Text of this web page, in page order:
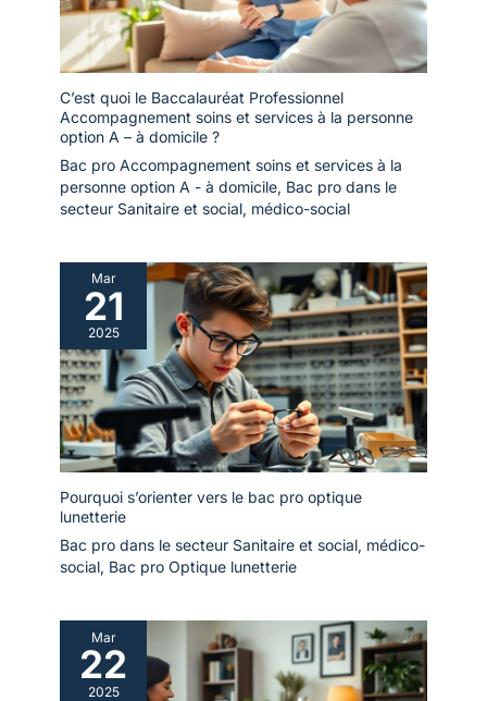
C’est quoi le Baccalauréat Professionnel
Accompagnement soins et services à la personne
option A – à domicile ?
Bac pro Accompagnement soins et services à la
personne option A - à domicile, Bac pro dans le
secteur Sanitaire et social, médico-social
Mar
21
2025
Pourquoi s’orienter vers le bac pro optique
lunetterie
Bac pro dans le secteur Sanitaire et social, médico-
social, Bac pro Optique lunetterie
Mar
22
2025